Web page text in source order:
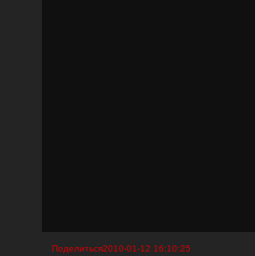
Поделиться2010-01-12 16:10:25